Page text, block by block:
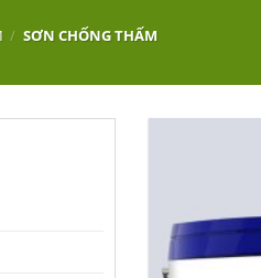
/ SƠN CHỐNG THẤM